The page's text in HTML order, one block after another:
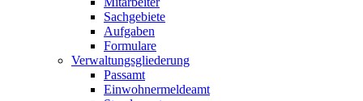
Sachgebiete
Aufgaben
Formulare
Verwaltungsgliederung
Passamt
Einwohnermeldeamt